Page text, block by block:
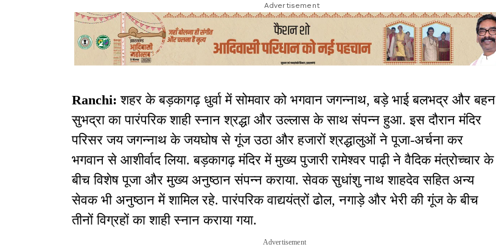
Advertisement
Ranchi:शहर के बड़कागढ़ धुर्वा में सोमवार को भगवान जगन्नाथ, बड़े भाई बलभद्र और बहन
सुभद्रा का पारंपरिक शाही स्नान श्रद्धा और उल्लास के साथ संपन्न हुआ. इस दौरान मंदिर
परिसर जय जगन्नाथ के जयघोष से गूंज उठा और हजारों श्रद्धालुओं ने पूजा-अर्चना कर
भगवान से आशीर्वाद लिया. बड़कागढ़ मंदिर में मुख्य पुजारी रामेश्वर पाढ़ी ने वैदिक मंत्रोच्चार के
बीच विशेष पूजा और मुख्य अनुष्ठान संपन्न कराया. सेवक सुधांशु नाथ शाहदेव सहित अन्य
सेवक भी अनुष्ठान में शामिल रहे. पारंपरिक वाद्ययंत्रों ढोल, नगाड़े और भेरी की गूंज के बीच
तीनों विग्रहों का शाही स्नान कराया गया.
Advertisement